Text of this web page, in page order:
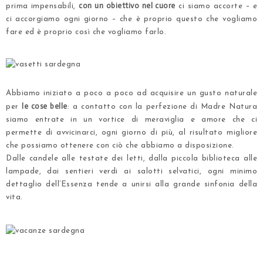
prima impensabili, con un obiettivo nel cuore ci siamo accorte – e
ci accorgiamo ogni giorno – che è proprio questo che vogliamo
fare ed è proprio così che vogliamo farlo
Abbiamo iniziato a poco a poco ad acquisire un gusto naturale
per
le cose belle: a contatto con la perfezione di Madre Natura
siamo entrate in un vortice di meraviglia e amore che ci
permette di avvicinarci, ogni giorno di più, al risultato migliore
che possiamo ottenere con ciò che abbiamo a disposizione.
Dalle candele alle testate dei letti, dalla piccola biblioteca alle
lampade, dai sentieri verdi ai salotti selvatici,
ogni minimo
dettaglio dell’Essenza tende a unirsi alla grande sinfonia della
vita.